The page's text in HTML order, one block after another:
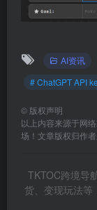
AI资讯
# ChatGPT API
© 版权声明
以上内容来源于网
场！文章版权归作
TKTOC跨境导
货、变现玩法等